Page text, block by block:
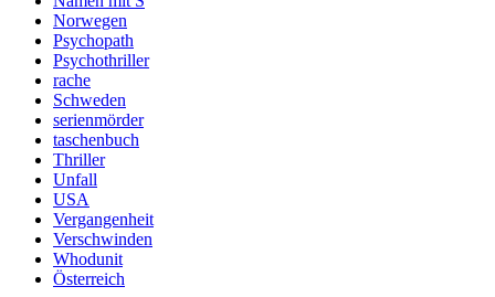
Norwegen
Psychopath
Psychothriller
rache
Schweden
serienmörder
taschenbuch
Thriller
Unfall
USA
Vergangenheit
Verschwinden
Whodunit
Österreich